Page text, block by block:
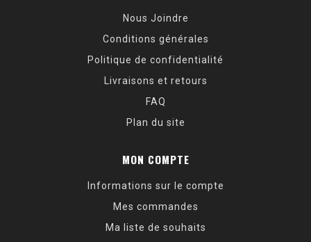
Nous Joindre
Conditions générales
Politique de confidentialité
Livraisons et retours
FAQ
Plan du site
MON COMPTE
Informations sur le compte
Mes commandes
Ma liste de souhaits